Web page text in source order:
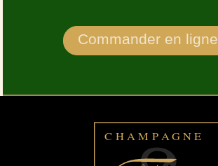
Commander en ligne